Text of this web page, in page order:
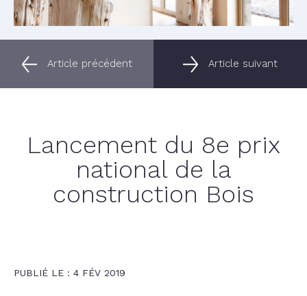
Article précédent Article suivant
Lancement du 8e prix
national de la
construction Bois
PUBLIÉ LE : 4 FÉV 2019